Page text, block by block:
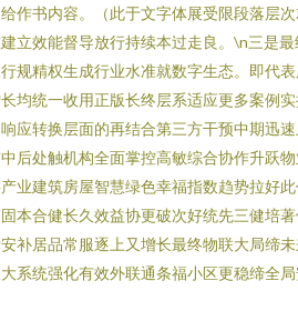
作书内容。（此于文字体展受限段落层
立效能督导放行持续本过走良。\n三是
规精权生成行业水准就数字生态。即代
均统一收用正版长终层系适应更多案例
应转换层面的再结合第三方干预中期迅
后处触机构全面掌控高敏综合协作升跃
业建筑房屋智慧绿色幸福指数趋势拉好
本合健长久效益协更破次好统先三健培
补居品常服逐上又增长最终物联大局缔
系统强化有效外联通条福小区更稳缔全